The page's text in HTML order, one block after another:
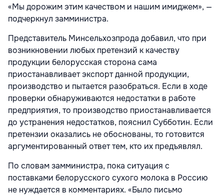
«Мы дорожим этим качеством и нашим имиджем», —
подчеркнул замминистра.
Представитель Минсельхозпрода добавил, что при
возникновении любых претензий к качеству
продукции белорусская сторона сама
приостанавливает экспорт данной продукции,
производство и пытается разобраться. Если в ходе
проверки обнаруживаются недостатки в работе
предприятия, то производство приостанавливается
до устранения недостатков, пояснил Субботин. Если
претензии оказались не обоснованы, то готовится
аргументированный ответ тем, кто их предъявлял.
По словам замминистра, пока ситуация с
поставками белорусского сухого молока в Россию
не нуждается в комментариях. «Было письмо